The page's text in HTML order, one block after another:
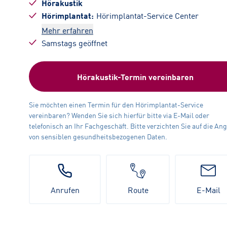
Hörakustik
Hörimplantat Hörimplantat-Service Center
Mehr erfahren
Samstags geöffnet
Hörakustik-Termin vereinbaren
Sie möchten einen Termin für den Hörimplantat-Service
vereinbaren? Wenden Sie sich hierfür bitte via E-Mail oder
telefonisch an Ihr Fachgeschäft. Bitte verzichten Sie auf die
von sensiblen gesundheitsbezogenen Daten.
Anrufen Route E-Mail